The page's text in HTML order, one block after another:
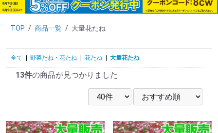
TOP / 商品一覧 / 大量花たね
全て | 野菜たね・花たね | 花たね | 大量花たね
13件の商品が見つかりました